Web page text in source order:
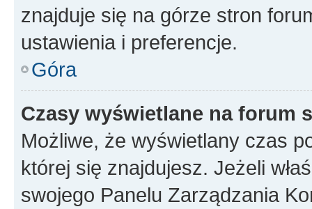
znajduje się na górze stron
ustawienia i preferencje.
Góra
Czasy wyświetlane na forum
Możliwe, że wyświetlany czas
której się znajdujesz. Jeżeli
swojego Panelu Zarządzania